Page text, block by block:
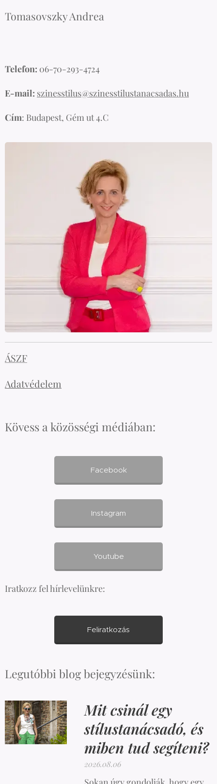
Tomasovszky Andrea
Telefon: 06-70-293-4724
E-mail: szinesstilus@szinesstilustanacsadas.hu
Cím: Budapest, Gém ut 4.C
ÁSZF
Adatvédelem
Kövess a közösségi médiában:
Facebook
Instagram
Youtube
Iratkozz fel hírlevelünkre:
Feliratkozás
Legutóbbi blog bejegyzésünk:
Mit csinál egy
stílustanácsadó, és
miben tud segíteni?
2026.08.06